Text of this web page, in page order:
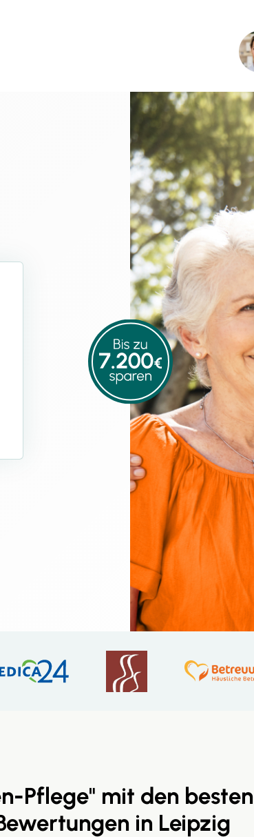
Pflege" mit den besten
in Leipzig